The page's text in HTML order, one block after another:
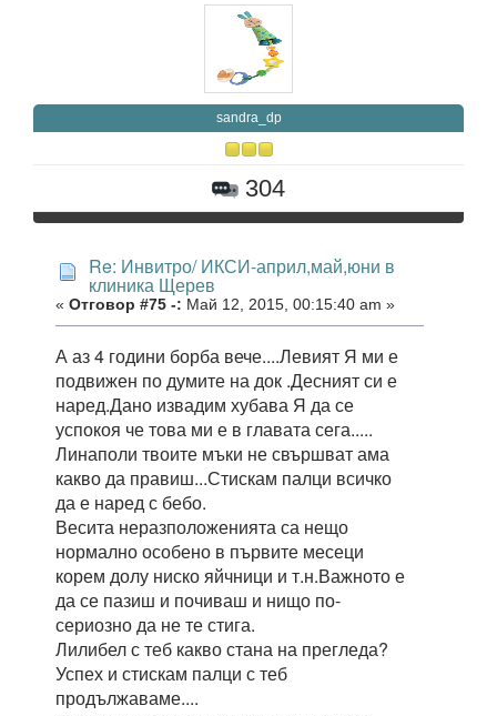
sandra_dp
304
Re: Инвитро/ ИКСИ-април,май,юни в
клиника Щерев
« Отговор #75 -: Май 12, 2015, 00:15:40 am »
А аз 4 години борба вече....Левият Я ми е
подвижен по думите на док .Десният си е
наред.Дано извадим хубава Я да се
успокоя че това ми е в главата сега.....
Линаполи твоите мъки не свършват ама
какво да правиш...Стискам палци всичко
да е наред с бебо.
Весита неразположенията са нещо
нормално особено в първите месеци
корем долу ниско яйчници и т.н.Важното е
да се пазиш и почиваш и нищо по-
сериозно да не те стига.
Лилибел с теб какво стана на прегледа?
Успех и стискам палци с теб
продължаваме....